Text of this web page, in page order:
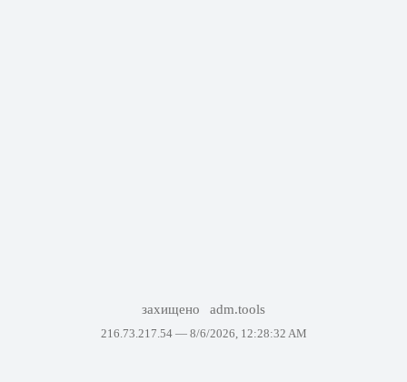
захищено adm.tools
216.73.217.54 — 8/6/2026, 12:28:32 AM